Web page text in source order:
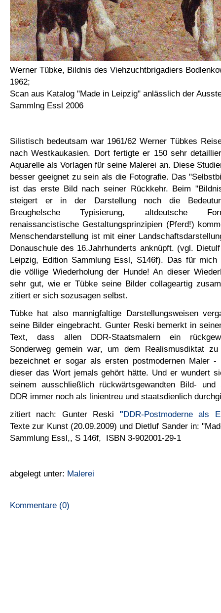
Werner Tübke, Bildnis des Viehzuchtbrigadiers
1962;
Scan aus Katalog "Made in Leipzig" anlässlich der
Sammlng Essl 2006
Silistisch bedeutsam war 1961/62 Werner Tübkes
nach Westkaukasien. Dort fertigte er 150 sehr
Aquarelle als Vorlagen für seine Malerei an. Diese
besser geeignet zu sein als die Fotografie. Das
ist das erste Bild nach seiner Rückkehr. Beim
steigert er in der Darstellung noch die
Breughelsche Typisierung, altdeutsche
renaissancistische Gestaltungsprinzipien (Pferd!)
Menschendarstellung ist mit einer
Donauschule des 16.Jahrhunderts anknüpft. (vgl.
Leipzig, Edition Sammlung Essl, S146f). Das für mich
die völlige Wiederholung der Hunde! An dieser
sehr gut, wie er Tübke seine Bilder collageartig
zitiert er sich sozusagen selbst.
Tübke hat also mannigfaltige Darstellungsweisen
seine Bilder eingebracht. Gunter Reski bemerkt in
Text, dass allen DDR-Staatsmalern ein
Sonderweg gemein war, um dem Realismusdiktat zu
bezeichnet er sogar als ersten postmodernen Maler -
dieser das Wort jemals gehört hätte. Und er wundert
seinem ausschließlich rückwärtsgewandten Bild-
DDR immer noch als linientreu und staatsdienlich
zitiert nach: Gunter Reski "DDR-Postmoderne als
Texte zur Kunst (20.09.2009) und Dietluf Sander in:
Sammlung Essl,, S 146f, ISBN 3-902001-29-1
abgelegt unter: Malerei
Kommentare (0)